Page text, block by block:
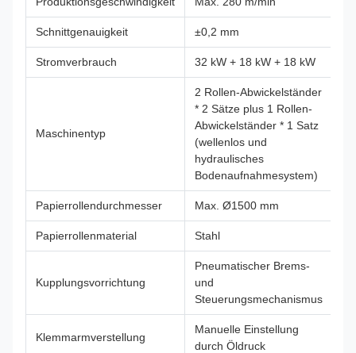
Schnittgenauigkeit ±0,2 mm
Stromverbrauch 32 kW + 18 kW + 18 kW
Maschinentyp
2 Rollen-Abwickelständer
* 2 Sätze plus 1 Rollen-
Abwickelständer * 1 Satz
(wellenlos und
hydraulisches
Bodenaufnahmesystem)
Papierrollendurchmesser Max. Ø1500 mm
Papierrollenmaterial Stahl
Kupplungsvorrichtung
Pneumatischer Brems-
und
Steuerungsmechanismus
Klemmarmverstellung
Manuelle Einstellung
durch Öldruck